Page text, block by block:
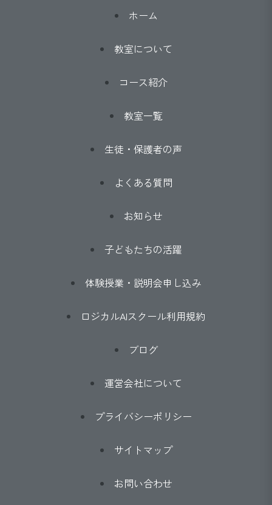
ホーム
教室について
コース紹介
教室一覧
生徒・保護者の声
よくある質問
お知らせ
子どもたちの活躍
体験授業・説明会申し込み
ロジカルAIスクール利用規約
ブログ
運営会社について
プライバシーポリシー
サイトマップ
お問い合わせ